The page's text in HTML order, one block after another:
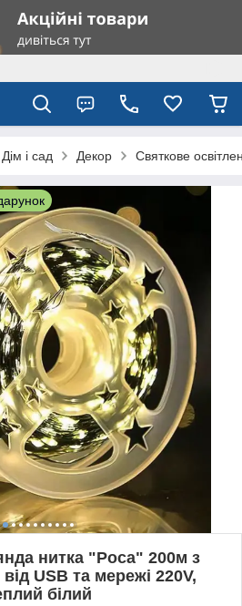
Дім і сад Декор Святкове
нитка "Роса" 200м з
USB та мережі 220V,
білий